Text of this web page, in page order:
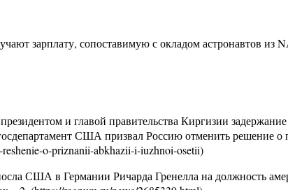
зарплату, сопоставимую с окладом астронавтов из
и главой правительства Киргизии
США призвал Россию отменить решение о
o-priznanii-abkhazii-i-iuzhnoi-osetii)
США в Германии Ричарда Гренелла на должность